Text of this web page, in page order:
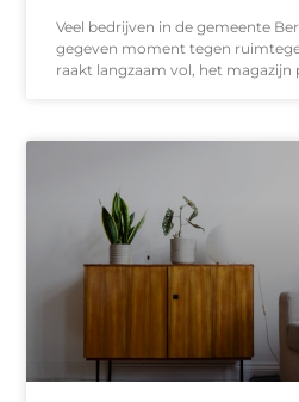
Veel bedrijven in de gemeente
gegeven moment tegen
raakt langzaam vol, het magazijn